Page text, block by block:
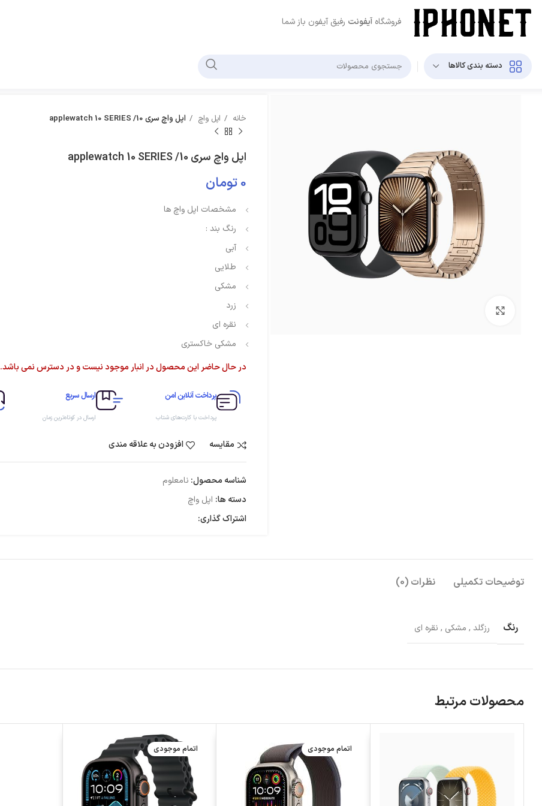
فروشگاهآیفونت رفیق آیفون باز شما
دسته بندی کالاها
خانه اپل واچ اپل واچ سری 10/ applewatch 10 SERIES
اپل واچ سری 10/ applewatch 10 SERIES
0تومان
مشخصات اپل واچ ها
رنگ بند :
آبی
طلایی
مشکی
زرد
نقره ای
مشکی خاکستری
در حال حاضر این محصول در انبار موجود نیست و در دسترس نمی باشد.
پرداخت آنلاین امن
پرداخت با کارت‌های شتاب
ارسال سریع
ارسال در کوتاه‌ترین زمان
مقایسه افزودن به علاقه مندی
شناسه محصول: نامعلوم
دسته ها: اپل واچ
اشتراک گذاری:
توضیحات تکمیلی نظرات (0)
رنگ رزگلد , مشکی , نقره ای
محصولات مرتبط
اتمام موجودی اتمام موجودی